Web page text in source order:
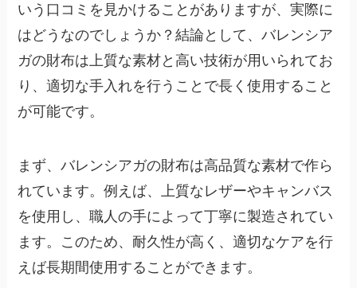
いう口コミを見かけることがありますが、実際に
はどうなのでしょうか？結論として、バレンシア
ガの財布は上質な素材と高い技術が用いられてお
り、適切な手入れを行うことで長く使用すること
が可能です。
まず、バレンシアガの財布は高品質な素材で作ら
れています。例えば、上質なレザーやキャンバス
を使用し、職人の手によって丁寧に製造されてい
ます。このため、耐久性が高く、適切なケアを行
えば長期間使用することができます。